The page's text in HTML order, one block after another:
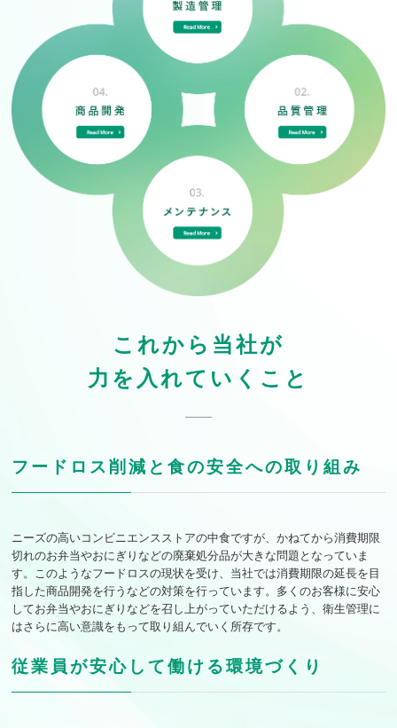
る基本方針
これから当社が
力を入れていくこと
フードロス削減と食の安全への取り組み
ニーズの高いコンビニエンスストアの中食ですが、かねてから消費期限
切れのお弁当やおにぎりなどの廃棄処分品が大きな問題となっていま
す。このようなフードロスの現状を受け、当社では消費期限の延長を目
指した商品開発を行うなどの対策を行っています。多くのお客様に安心
してお弁当やおにぎりなどを召し上がっていただけるよう、衛生管理に
はさらに高い意識をもって取り組んでいく所存です。
従業員が安心して働ける環境づくり